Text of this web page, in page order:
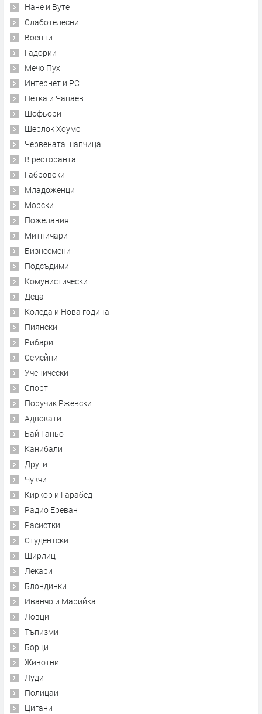
Нане и Вуте
Слаботелесни
Военни
Гадории
Мечо Пух
Интернет и PC
Петка и Чапаев
Шофьори
Шерлок Хоумс
Червената шапчица
В ресторанта
Габровски
Младоженци
Морски
Пожелания
Митничари
Бизнесмени
Подсъдими
Комунистически
Деца
Коледа и Нова година
Пиянски
Рибари
Семейни
Ученически
Спорт
Поручик Ржевски
Адвокати
Бай Ганьо
Канибали
Други
Чукчи
Киркор и Гарабед
Радио Ереван
Расистки
Студентски
Щирлиц
Лекари
Блондинки
Иванчо и Марийка
Ловци
Тъпизми
Борци
Животни
Луди
Полицаи
Цигани